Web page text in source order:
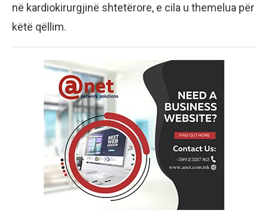
në kardiokirurgjinë shtetërore, e cila u themelua për
këtë qëllim.